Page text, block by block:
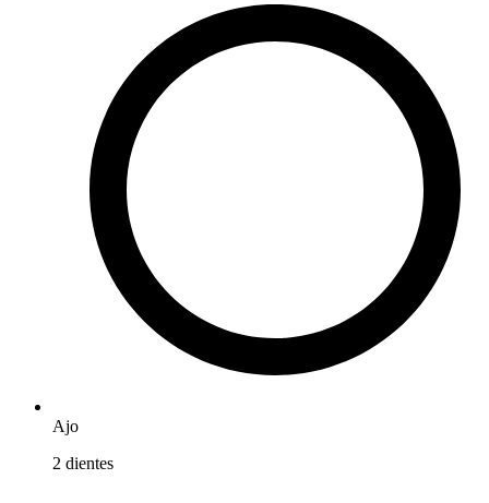
Ajo
2 dientes